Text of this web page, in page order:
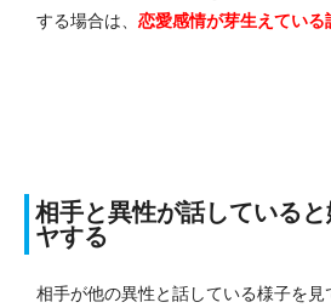
する場合は、 恋愛感情が芽生えている
相手と異性が話している
ヤする
相手が他の異性と話している様子を